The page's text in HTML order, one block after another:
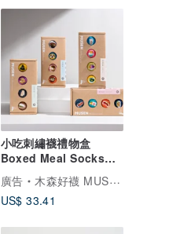
小吃刺繡襪禮物盒
Boxed Meal Socks
Gift Box 長襪|中筒襪|
男女同
廣告
木森好襪 MUSEN SOCKS
US$ 33.41